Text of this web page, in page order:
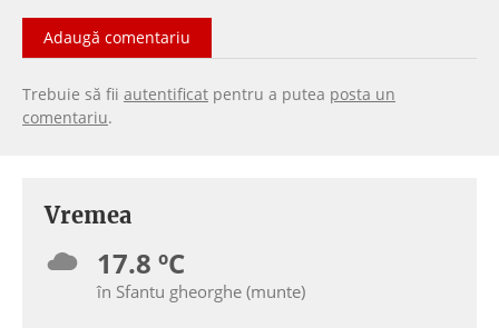
Adaugă comentariu
Trebuie să fii autentificat pentru a putea posta un
comentariu.
Vremea
17.8 ºC
în Sfantu gheorghe (munte)